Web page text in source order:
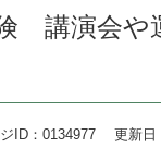
講演会や
ID：0134977 更新日